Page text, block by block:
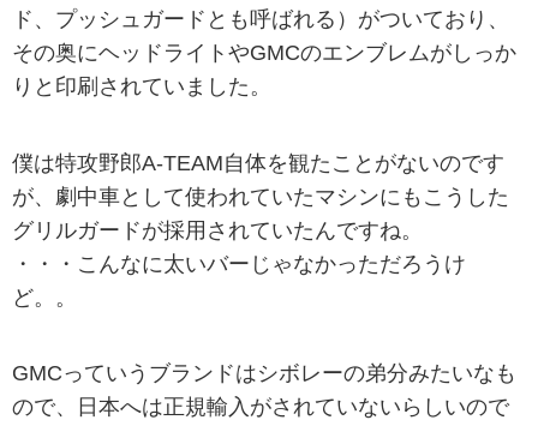
ド、プッシュガードとも呼ばれる）がついており、
その奥にヘッドライトやGMCのエンブレムがしっか
りと印刷されていました。
僕は特攻野郎A-TEAM自体を観たことがないのです
が、劇中車として使われていたマシンにもこうした
グリルガードが採用されていたんですね。
・・・こんなに太いバーじゃなかっただろうけ
ど。。
GMCっていうブランドはシボレーの弟分みたいなも
ので、日本へは正規輸入がされていないらしいので